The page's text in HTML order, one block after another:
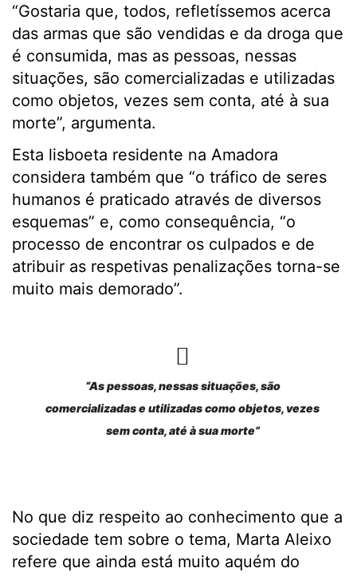
“Gostaria que, todos, refletíssemos acerca
das armas que são vendidas e da droga que
é consumida, mas as pessoas, nessas
situações, são comercializadas e utilizadas
como objetos, vezes sem conta, até à sua
morte”, argumenta.
Esta lisboeta residente na Amadora
considera também que “o tráfico de seres
humanos é praticado através de diversos
esquemas” e, como consequência, “o
processo de encontrar os culpados e de
atribuir as respetivas penalizações torna-se
muito mais demorado”.
“As pessoas, nessas situações, são
comercializadas e utilizadas como objetos, vezes
sem conta, até à sua morte”
No que diz respeito ao conhecimento que a
sociedade tem sobre o tema, Marta Aleixo
refere que ainda está muito aquém do